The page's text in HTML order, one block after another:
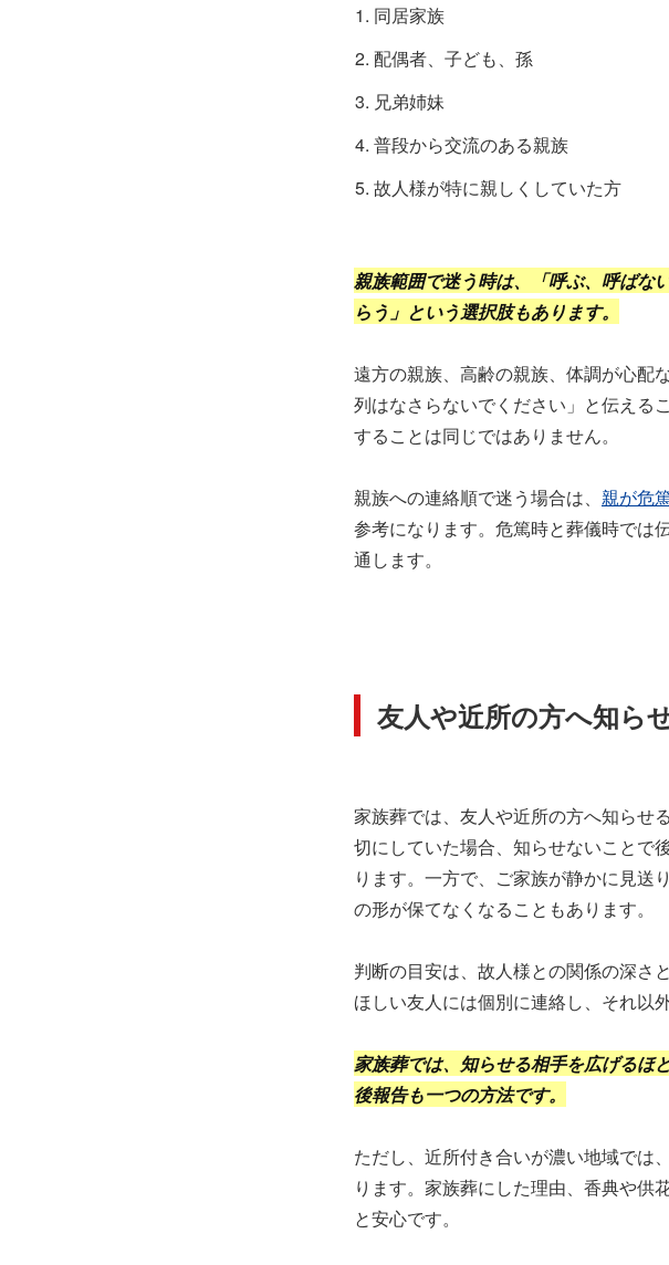
同居家族
配偶者、子ども、孫
兄弟姉妹
普段から交流のある親族
故人様が特に親しくしていた方
親族範囲で迷う時は、「呼ぶ、呼ばな
らう」という選択肢もあります。
遠方の親族、高齢の親族、体調が心配
列はなさらないでください」と伝える
することは同じではありません。
親族への連絡順で迷う場合は、 親が危
参考になります。危篤時と葬儀時では
通します。
友人や近所の方へ知ら
家族葬では、友人や近所の方へ知らせ
切にしていた場合、知らせないことで
ります。一方で、ご家族が静かに見送
の形が保てなくなることもあります。
判断の目安は、故人様との関係の深さ
ほしい友人には個別に連絡し、それ以
家族葬では、知らせる相手を広げるほ
後報告も一つの方法です。
ただし、近所付き合いが濃い地域では
ります。家族葬にした理由、香典や供
と安心です。